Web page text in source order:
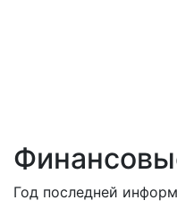
Год последней